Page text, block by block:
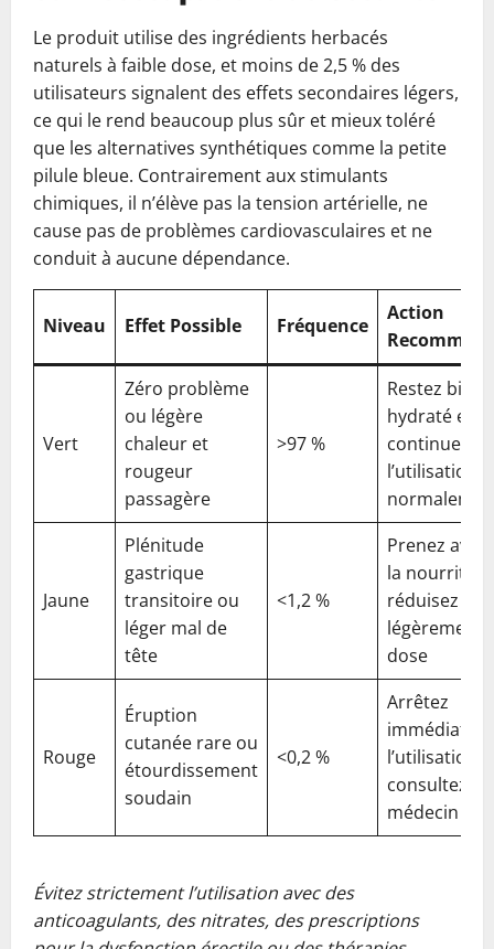
Le produit utilise des ingrédients herbacés
naturels à faible dose, et moins de 2,5 % des
utilisateurs signalent des effets secondaires légers,
ce qui le rend beaucoup plus sûr et mieux toléré
que les alternatives synthétiques comme la petite
pilule bleue. Contrairement aux stimulants
chimiques, il n’élève pas la tension artérielle, ne
cause pas de problèmes cardiovasculaires et ne
conduit à aucune dépendance.
Niveau Effet Possible Fréquence
Action
Vert
Zéro problème
ou légère
chaleur et
rougeur
passagère
>97 %
Restez bien
hydraté et
continuez
l’utilisation
Jaune
Plénitude
gastrique
transitoire ou
léger mal de
tête
<1,2 %
Prenez avec
la
réduisez
légèrement
dose
Rouge
Éruption
cutanée rare ou
étourdissement
soudain
<0,2 %
Arrêtez
l’utilisation
consultez un
médecin
Évitez strictement l’utilisation avec des
anticoagulants, des nitrates, des prescriptions